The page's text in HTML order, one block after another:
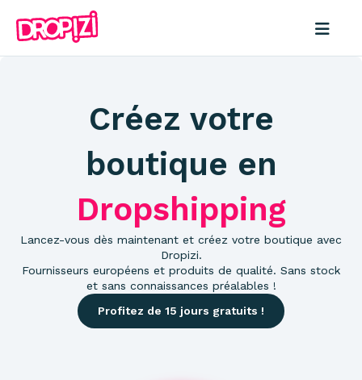
Créez votre
boutique en
Dropshipping
Lancez-vous dès maintenant et créez votre boutique avec
Dropizi.
Fournisseurs européens et produits de qualité. Sans stock
et sans connaissances préalables !
Profitez de 15 jours gratuits !